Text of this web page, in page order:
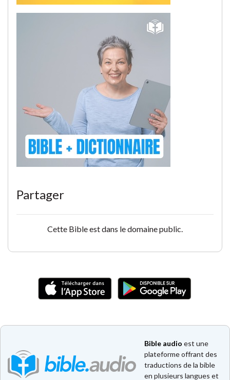
Partager
Cette Bible est dans le domaine public.
Bible audio est une
plateforme offrant des
traductions de la bible
en plusieurs langues et